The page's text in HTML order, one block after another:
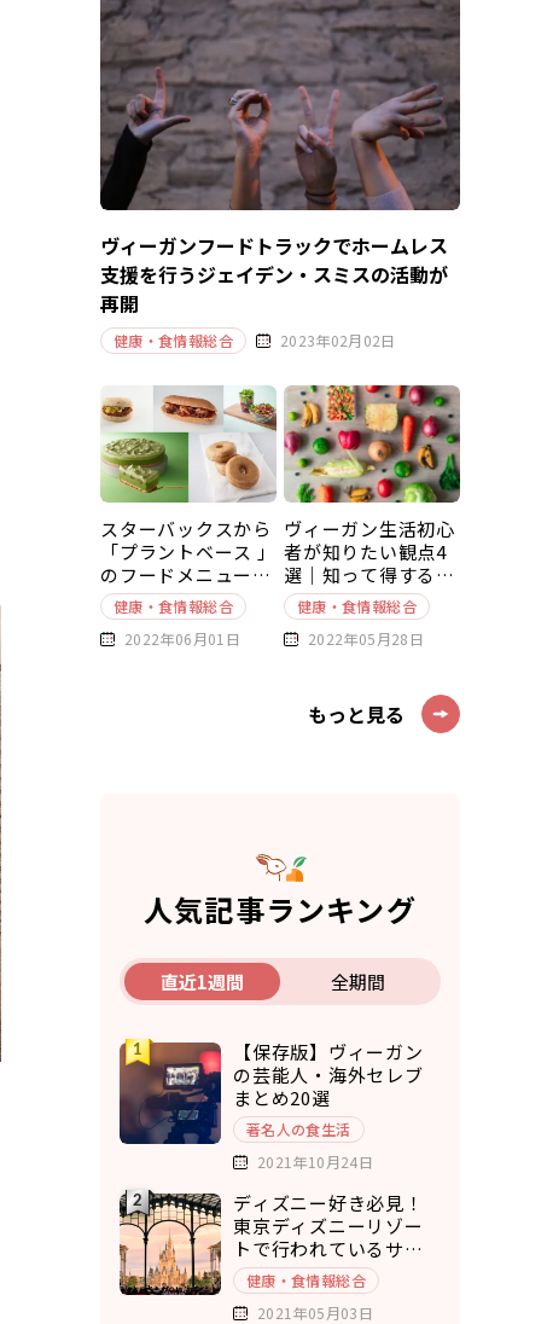
ヴィーガンフードトラックでホームレス
支援を行うジェイデン・スミスの活動が
再開
健康・食情報総合 2023年02月02日
スターバックスから
「プラントベース 」
のフードメニューが
新発売
健康・食情報総合
2022年06月01日
ヴィーガン生活初心
者が知りたい観点4
選｜知って得する豆
知識～基本編～
健康・食情報総合
2022年05月28日
もっと見る
人気記事ランキング
直近1週間 全期間
【保存版】ヴィーガン
の芸能人・海外セレブ
まとめ20選
著名人の食生活
2021年10月24日
ディズニー好き必見！
東京ディズニーリゾー
トで行われているサス
テナブルな取り組み5選
健康・食情報総合
2021年05月03日